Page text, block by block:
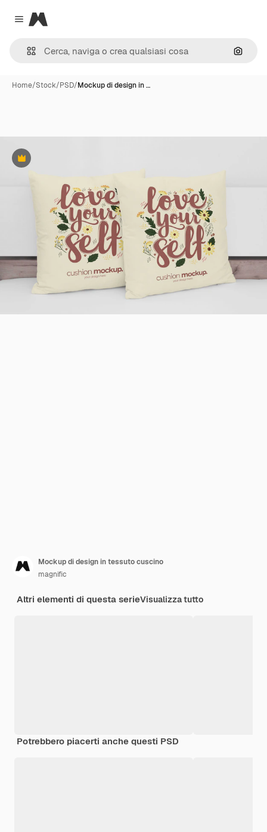
Close menu
Magnific
Cerca
Home/Stock/PSD/Mockup di design in …
Premium
Mockup di design in tessuto cuscino
magnific
Altri elementi di questa serieVisualizza tutto
Potrebbero piacerti anche questi PSD